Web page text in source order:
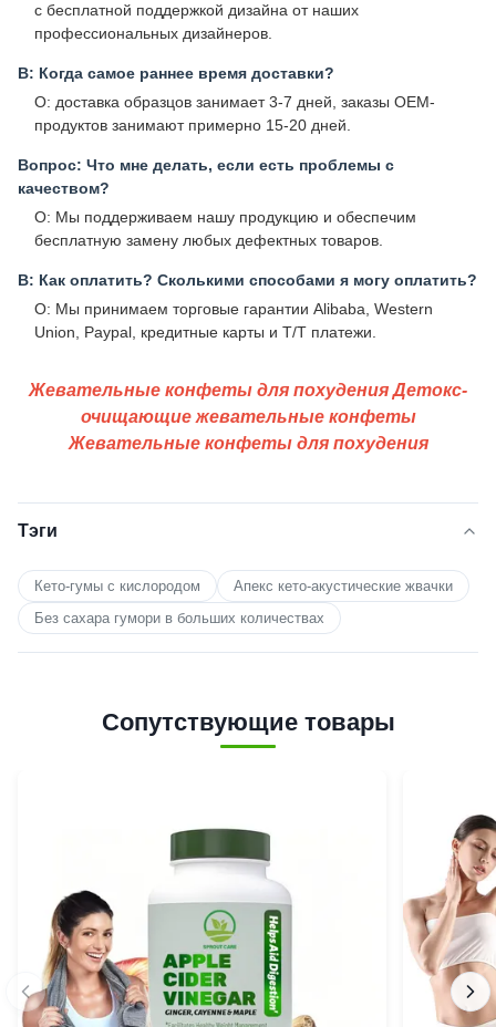
с бесплатной поддержкой дизайна от наших
профессиональных дизайнеров.
В: Когда самое раннее время доставки?
О: доставка образцов занимает 3-7 дней, заказы OEM-
продуктов занимают примерно 15-20 дней.
Вопрос: Что мне делать, если есть проблемы с
качеством?
О: Мы поддерживаем нашу продукцию и обеспечим
бесплатную замену любых дефектных товаров.
В: Как оплатить? Сколькими способами я могу оплатить?
О: Мы принимаем торговые гарантии Alibaba, Western
Union, Paypal, кредитные карты и T/T платежи.
Жевательные конфеты для похудения Детокс-
очищающие жевательные конфеты
Жевательные конфеты для похудения
Тэги
Кето-гумы с кислородом
Апекс кето-акустические жвачки
Без сахара гумори в больших количествах
Сопутствующие товары